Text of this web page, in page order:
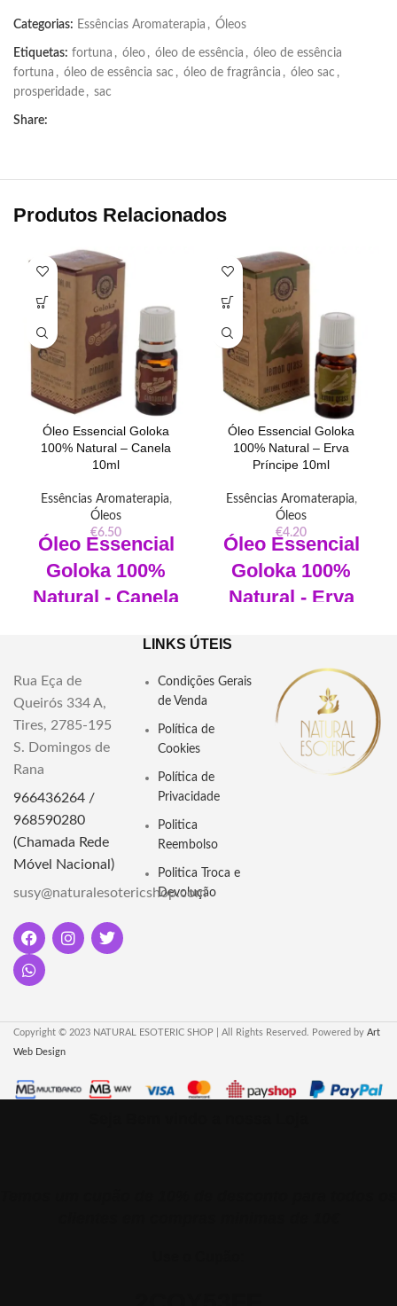
Categorias: Essências Aromaterapia , Óleos
Etiquetas: fortuna , óleo , óleo de essência , óleo de essência
fortuna , óleo de essência sac , óleo de fragrância , óleo sac ,
prosperidade , sac
Share:
Produtos Relacionados
Óleo Essencial Goloka
100% Natural – Canela
10ml
Essências Aromaterapia,
Óleos
€6.50
Óleo Essencial
Goloka 100%
Natural - Canela
Material:
Óleo Essencial e
Diluição:100% Puro
Vegano:
Livre de crueldade animal:Sim
Livre de Trabalho Infantil:Sim
Goloka Natural - Gengibre:
revitalização e conexão espiritual.
Conheça seus usos terapêuticos e
energéticos para equilíbrio e
Óleo Essencial Goloka
100% Natural – Erva
Príncipe 10ml
Essências Aromaterapia,
Óleos
€4.20
Óleo Essencial
Goloka 100%
Natural - Erva
Marca:Goloka
Material:Óleo Essencial e
Vidro
Diluição: 100% Puro
Goloka Natural - Erva Príncipe:
Rua Eça de
Queirós 334 A,
Tires, 2785-195
S. Domingos de
Rana
966436264 /
968590280
(Chamada Rede
Móvel Nacional)
susy@naturalesotericshop.com
LINKS ÚTEIS
Condições Gerais
de Venda
Política de
Cookies
Política de
Privacidade
Politica
Reembolso
Politica Troca e
Devolução
Copyright © 2023 NATURAL ESOTERIC SHOP | All Rights Reserved. Powered by Art
Web Design